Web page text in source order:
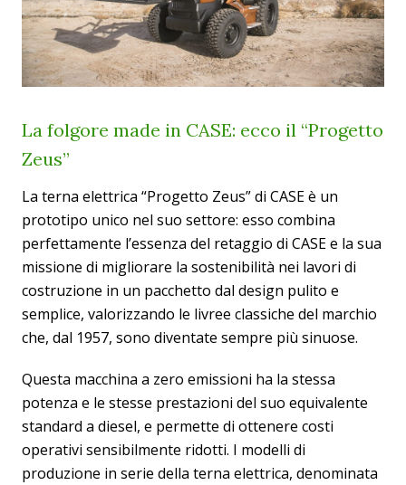
La folgore made in CASE: ecco il “Progetto
Zeus”
La terna elettrica “Progetto Zeus” di CASE è un
prototipo unico nel suo settore: esso combina
perfettamente l’essenza del retaggio di CASE e la sua
missione di migliorare la sostenibilità nei lavori di
costruzione in un pacchetto dal design pulito e
semplice, valorizzando le livree classiche del marchio
che, dal 1957, sono diventate sempre più sinuose.
Questa macchina a zero emissioni ha la stessa
potenza e le stesse prestazioni del suo equivalente
standard a diesel, e permette di ottenere costi
operativi sensibilmente ridotti. I modelli di
produzione in serie della terna elettrica, denominata